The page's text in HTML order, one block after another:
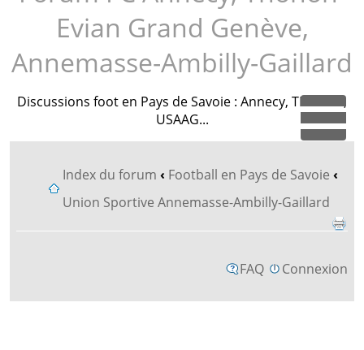
Evian Grand Genève,
Annemasse-Ambilly-Gaillard
Discussions foot en Pays de Savoie : Annecy, TEGG FC,
USAAG...
Index du forum ‹ Football en Pays de Savoie ‹
Union Sportive Annemasse-Ambilly-Gaillard
FAQ Connexion